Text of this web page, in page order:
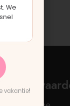
We
vakantie!